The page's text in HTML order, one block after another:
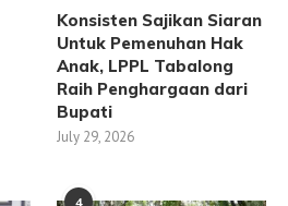
Konsisten Sajikan Siaran
Untuk Pemenuhan Hak
Anak, LPPL Tabalong
Raih Penghargaan dari
Bupati
July 29, 2026
4